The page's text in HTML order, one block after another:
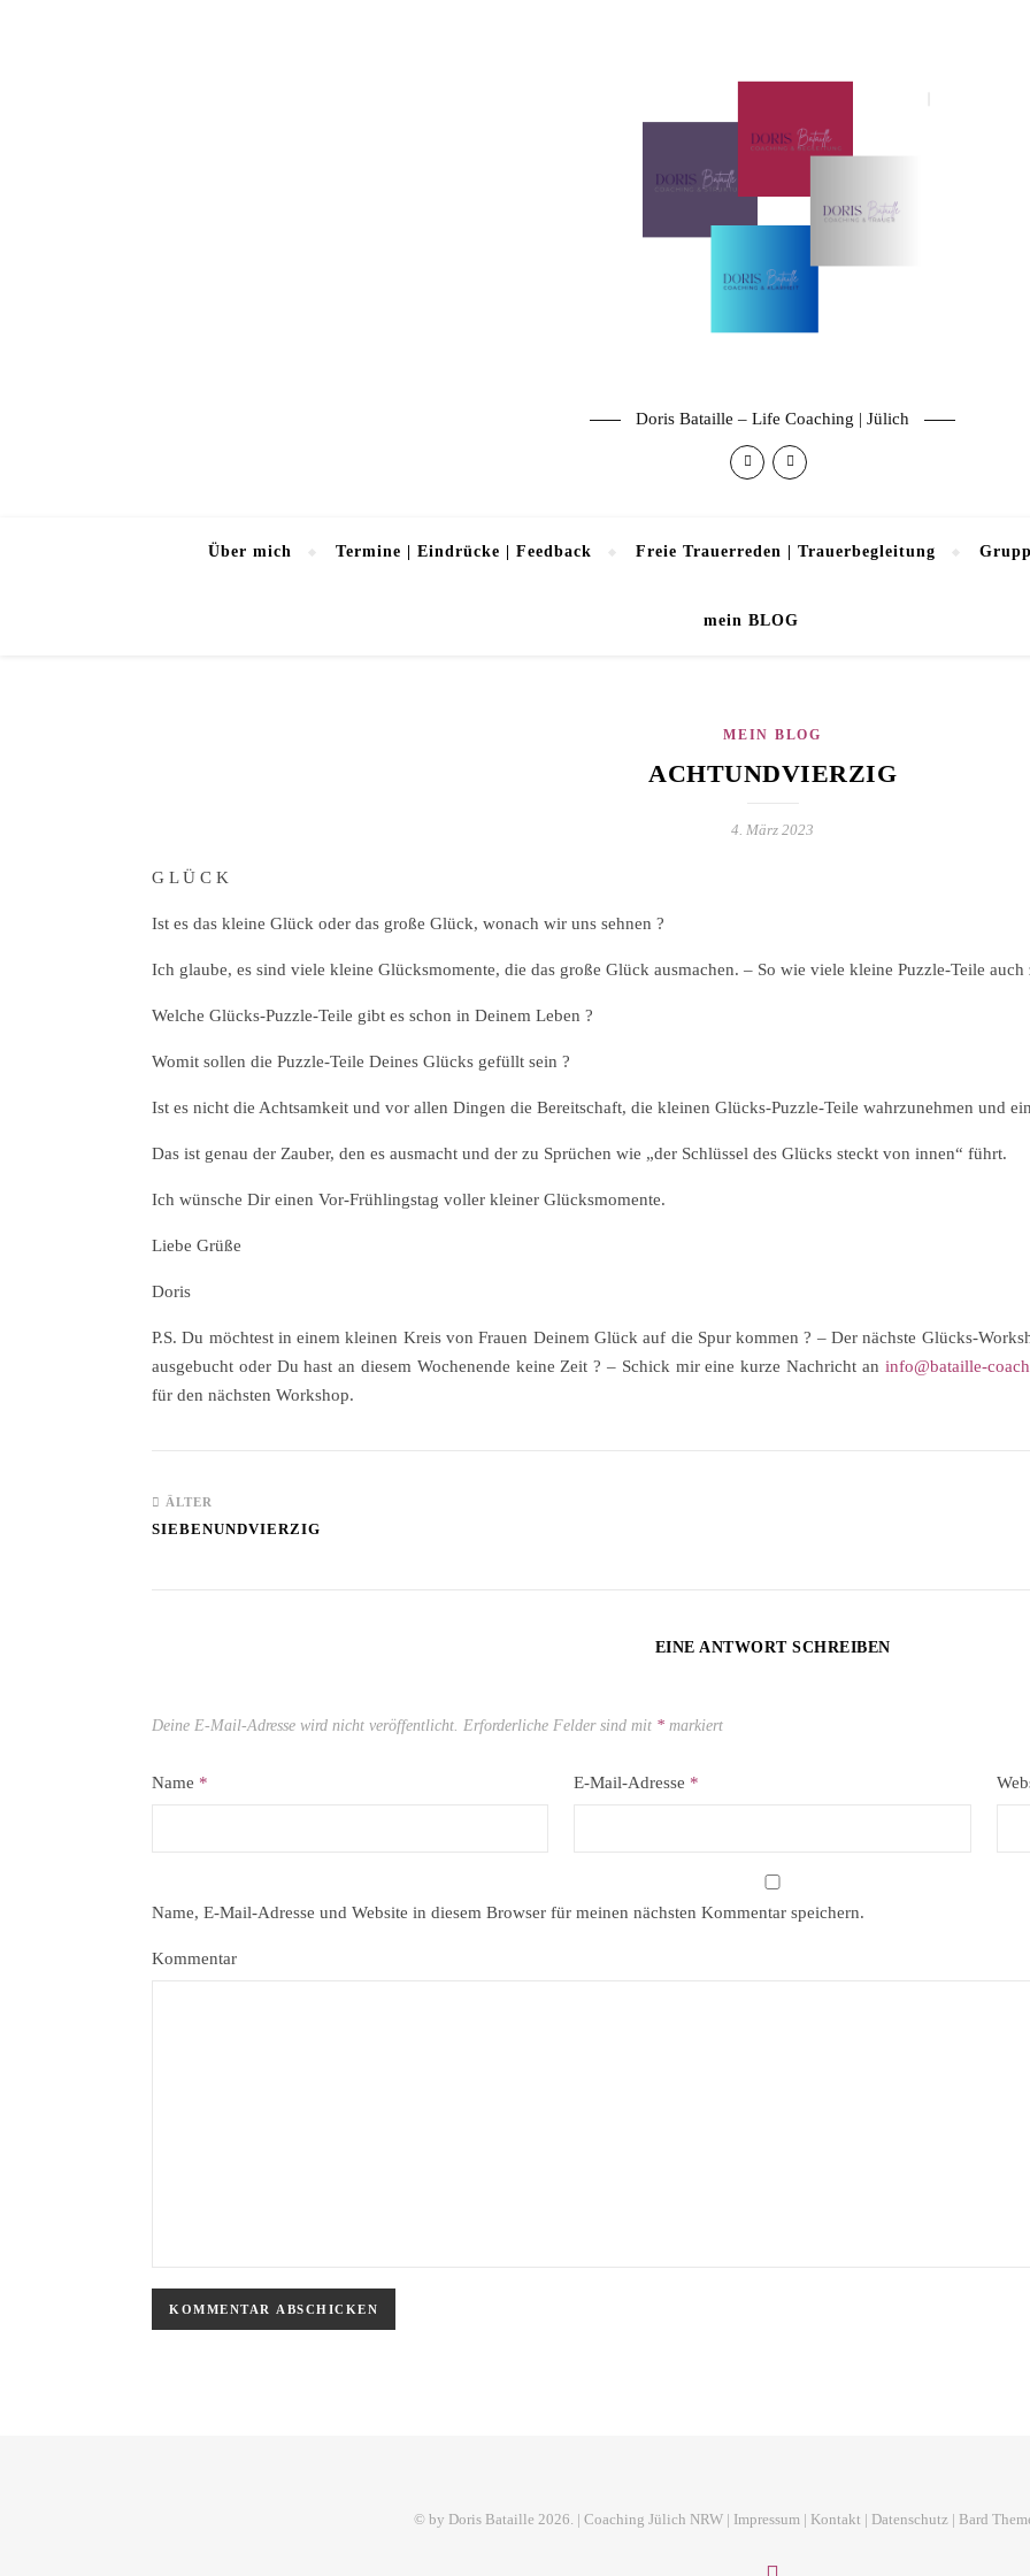
Doris Bataille – Life Coaching | Jülich
Über mich Termine | Eindrücke | Feedback Freie Trauerreden | Trauerbegleitung
mein BLOG
MEIN BLOG
ACHTUNDVIERZIG
4. März 2023
G L Ü C K
Ist es das kleine Glück oder das große Glück, wonach wir uns sehnen ?
Ich glaube, es sind viele kleine Glücksmomente, die das große Glück ausmachen. – So wie viele kleine Puzzle-Teile
Welche Glücks-Puzzle-Teile gibt es schon in Deinem Leben ?
Womit sollen die Puzzle-Teile Deines Glücks gefüllt sein ?
Ist es nicht die Achtsamkeit und vor allen Dingen die Bereitschaft, die kleinen Glücks-Puzzle-Teile wahrzunehmen und
Das ist genau der Zauber, den es ausmacht und der zu Sprüchen wie „der Schlüssel des Glücks steckt von innen“ führt.
Ich wünsche Dir einen Vor-Frühlingstag voller kleiner Glücksmomente.
Liebe Grüße
Doris
P.S. Du möchtest in einem kleinen Kreis von Frauen Deinem Glück auf die Spur kommen ? – Der nächste Glücks-
ausgebucht oder Du hast an diesem Wochenende keine Zeit ? – Schick mir eine kurze Nachricht an info@bataille-
für den nächsten Workshop.
ÄLTER
SIEBENUNDVIERZIG
EINE ANTWORT SCHREIBEN
Deine E-Mail-Adresse wird nicht veröffentlicht. Erforderliche Felder sind mit * markiert
Name * E-Mail-Adresse *
Name, E-Mail-Adresse und Website in diesem Browser für meinen nächsten Kommentar speichern.
Kommentar
© by Doris Bataille 2026. | Coaching Jülich NRW | Impressum | Kontakt | Datenschutz| Bard